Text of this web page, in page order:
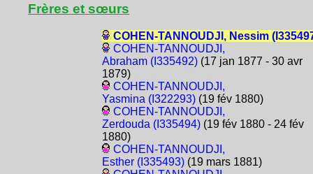
Frères et sœurs
COHEN-TANNOUDJI, Nessim
COHEN-TANNOUDJI,
Abraham (I335492)(17 jan 1877 - 30 avr
1879)
COHEN-TANNOUDJI,
Yasmina (I322293)(19 fév 1880)
COHEN-TANNOUDJI,
Zerdouda (I335494)(19 fév 1880 - 24 fév
1880)
COHEN-TANNOUDJI,
Esther (I335493)(19 mars 1881)